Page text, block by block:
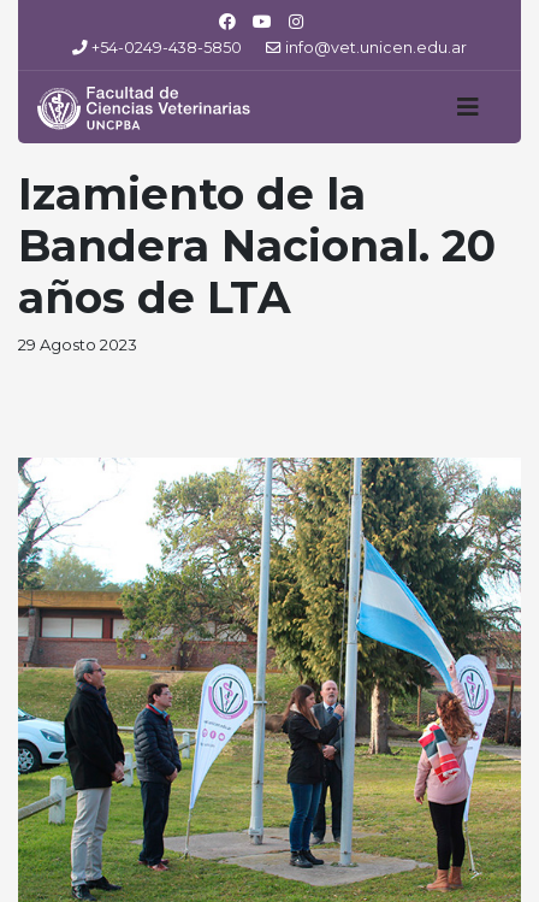
+54-0249-438-5850 info@vet.unicen.edu.ar
Izamiento de la
Bandera Nacional. 20
años de LTA
29 Agosto 2023